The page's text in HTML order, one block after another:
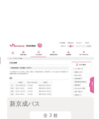
新京成バス
全 3 枚